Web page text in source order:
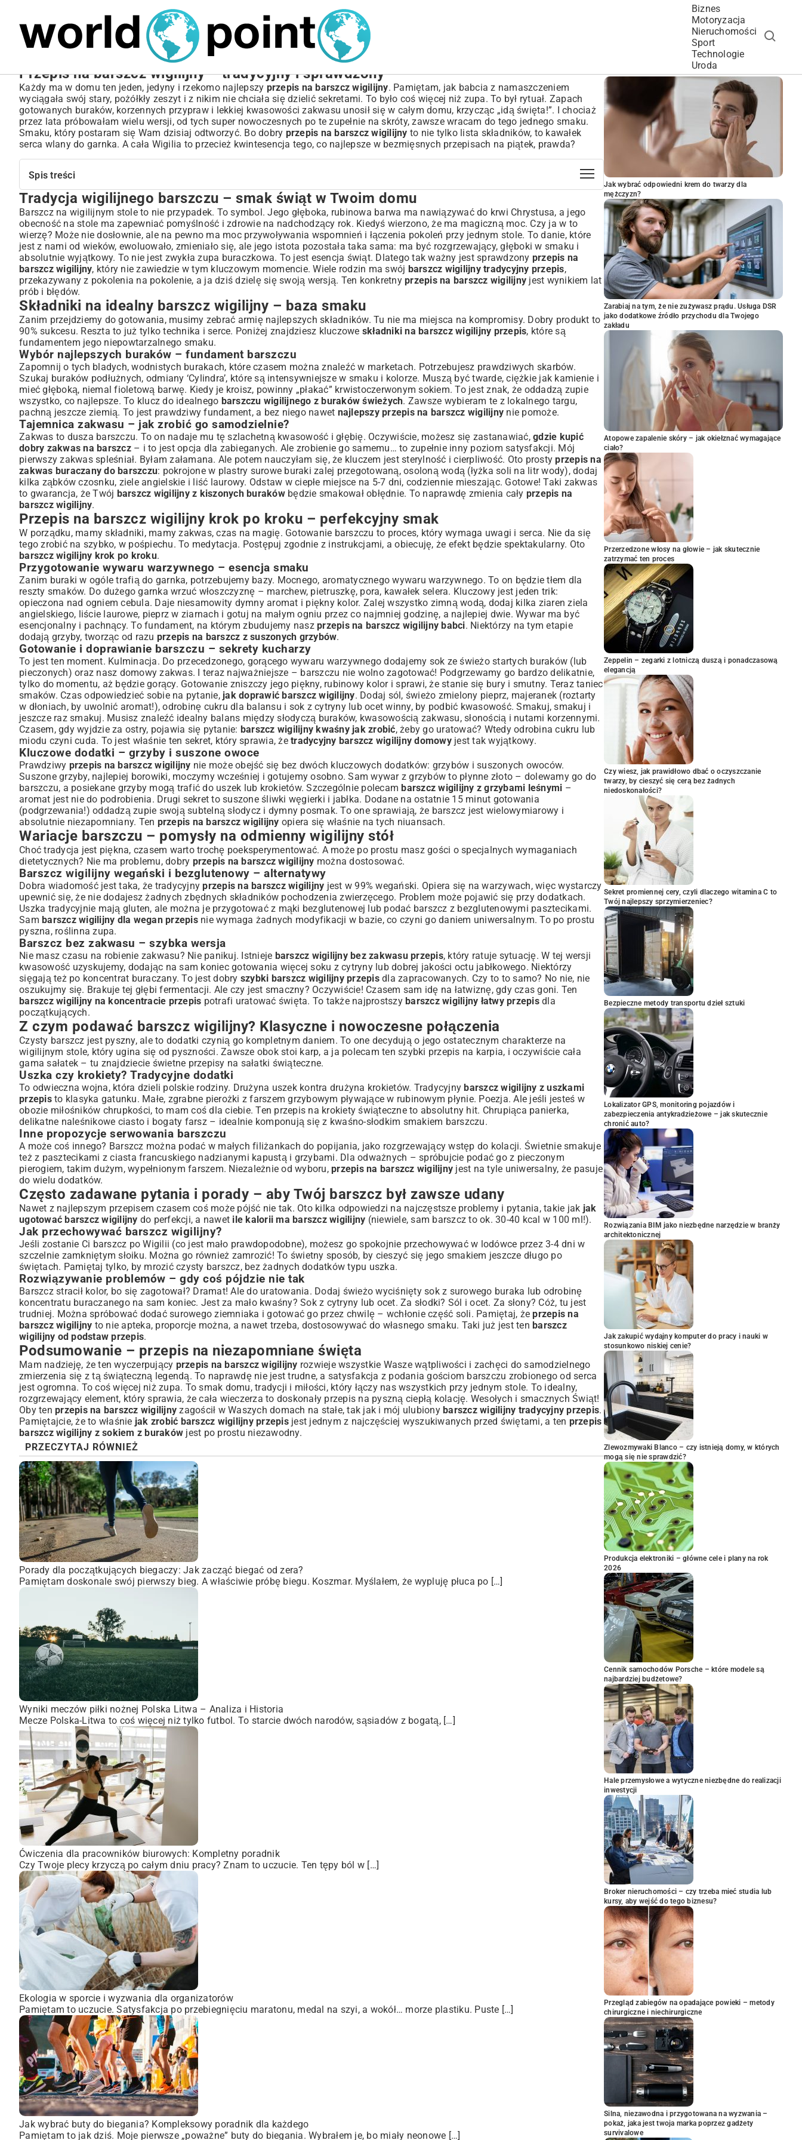
Biznes
Motoryzacja
Nieruchomości
Sport
Technologie
Uroda
Przepis na barszcz wigilijny – tradycyjny i sprawdzony
Każdy ma w domu ten jeden, jedyny i rzekomo najlepszy przepis na barszcz wigilijny. Pamiętam, jak babcia z namaszczeniem
wyciągała swój stary, pożółkły zeszyt i z nikim nie chciała się dzielić sekretami. To było coś więcej niż zupa. To był rytuał. Zapach
gotowanych buraków, korzennych przypraw i lekkiej kwasowości zakwasu unosił się w całym domu, krzycząc „idą święta!”. I chociaż
przez lata próbowałam wielu wersji, od tych super nowoczesnych po te zupełnie na skróty, zawsze wracam do tego jednego smaku.
Smaku, który postaram się Wam dzisiaj odtworzyć. Bo dobry przepis na barszcz wigilijny to nie tylko lista składników, to kawałek
serca wlany do garnka. A cała Wigilia to przecież kwintesencja tego, co najlepsze w bezmięsnych przepisach na piątek, prawda?
Spis treści
Tradycja wigilijnego barszczu – smak świąt w Twoim domu
Składniki na idealny barszcz wigilijny – baza smaku
Wybór najlepszych buraków – fundament barszczu
Tajemnica zakwasu – jak zrobić go samodzielnie?
Przepis na barszcz wigilijny krok po kroku – perfekcyjny smak
Przygotowanie wywaru warzywnego – esencja smaku
Gotowanie i doprawianie barszczu – sekrety kucharzy
Kluczowe dodatki – grzyby i suszone owoce
Wariacje barszczu – pomysły na odmienny wigilijny stół
Barszcz wigilijny wegański i bezglutenowy – alternatywy
Barszcz bez zakwasu – szybka wersja
Z czym podawać barszcz wigilijny? Klasyczne i nowoczesne połączenia
Uszka czy krokiety? Tradycyjne dodatki
Inne propozycje serwowania barszczu
Często zadawane pytania i porady – aby Twój barszcz był zawsze udany
Jak przechowywać barszcz wigilijny?
Rozwiązywanie problemów – gdy coś pójdzie nie tak
Podsumowanie – przepis na niezapomniane święta
Tradycja wigilijnego barszczu – smak świąt w Twoim domu
Barszcz na wigilijnym stole to nie przypadek. To symbol. Jego głęboka, rubinowa barwa ma nawiązywać do krwi Chrystusa, a jego
obecność na stole ma zapewniać pomyślność i zdrowie na nadchodzący rok. Kiedyś wierzono, że ma magiczną moc. Czy ja w to
wierzę? Może nie dosłownie, ale na pewno ma moc przywoływania wspomnień i łączenia pokoleń przy jednym stole. To danie, które
jest z nami od wieków, ewoluowało, zmieniało się, ale jego istota pozostała taka sama: ma być rozgrzewający, głęboki w smaku i
absolutnie wyjątkowy. To nie jest zwykła zupa buraczkowa. To jest esencja świąt. Dlatego tak ważny jest sprawdzony przepis na
barszcz wigilijny, który nie zawiedzie w tym kluczowym momencie. Wiele rodzin ma swój barszcz wigilijny tradycyjny przepis,
przekazywany z pokolenia na pokolenie, a ja dziś dzielę się swoją wersją. Ten konkretny przepis na barszcz wigilijny jest wynikiem lat
prób i błędów.
Składniki na idealny barszcz wigilijny – baza smaku
Zanim przejdziemy do gotowania, musimy zebrać armię najlepszych składników. Tu nie ma miejsca na kompromisy. Dobry produkt to
90% sukcesu. Reszta to już tylko technika i serce. Poniżej znajdziesz kluczowe składniki na barszcz wigilijny przepis, które są
fundamentem jego niepowtarzalnego smaku.
Wybór najlepszych buraków – fundament barszczu
Zapomnij o tych bladych, wodnistych burakach, które czasem można znaleźć w marketach. Potrzebujesz prawdziwych skarbów.
Szukaj buraków podłużnych, odmiany ‘Cylindra’, które są intensywniejsze w smaku i kolorze. Muszą być twarde, ciężkie jak kamienie i
mieć głęboką, niemal fioletową barwę. Kiedy je kroisz, powinny „płakać” krwistoczerwonym sokiem. To jest znak, że oddadzą zupie
wszystko, co najlepsze. To klucz do idealnego barszczu wigilijnego z buraków świeżych. Zawsze wybieram te z lokalnego targu,
pachną jeszcze ziemią. To jest prawdziwy fundament, a bez niego nawet najlepszy przepis na barszcz wigilijny nie pomoże.
Tajemnica zakwasu – jak zrobić go samodzielnie?
Zakwas to dusza barszczu. To on nadaje mu tę szlachetną kwasowość i głębię. Oczywiście, możesz się zastanawiać, gdzie kupić
dobry zakwas na barszcz– i to jest opcja dla zabieganych. Ale zrobienie go samemu… to zupełnie inny poziom satysfakcji. Mój
pierwszy zakwas spleśniał. Byłam załamana. Ale potem nauczyłam się, że kluczem jest sterylność i cierpliwość. Oto prostyprzepis na
zakwas buraczany do barszczu: pokrojone w plastry surowe buraki zalej przegotowaną, osoloną wodą (łyżka soli na litr wody), dodaj
kilka ząbków czosnku, ziele angielskie i liść laurowy. Odstaw w ciepłe miejsce na 5-7 dni, codziennie mieszając. Gotowe! Taki zakwas
to gwarancja, że Twój barszcz wigilijny z kiszonych burakówbędzie smakował obłędnie. To naprawdę zmienia cały przepis na
barszcz wigilijny.
Przepis na barszcz wigilijny krok po kroku – perfekcyjny smak
W porządku, mamy składniki, mamy zakwas, czas na magię. Gotowanie barszczu to proces, który wymaga uwagi i serca. Nie da się
tego zrobić na szybko, w pośpiechu. To medytacja. Postępuj zgodnie z instrukcjami, a obiecuję, że efekt będzie spektakularny. Oto
barszcz wigilijny krok po kroku.
Przygotowanie wywaru warzywnego – esencja smaku
Zanim buraki w ogóle trafią do garnka, potrzebujemy bazy. Mocnego, aromatycznego wywaru warzywnego. To on będzie tłem dla
reszty smaków. Do dużego garnka wrzuć włoszczyznę – marchew, pietruszkę, pora, kawałek selera. Kluczowy jest jeden trik:
opieczona nad ogniem cebula. Daje niesamowity dymny aromat i piękny kolor. Zalej wszystko zimną wodą, dodaj kilka ziaren ziela
angielskiego, liście laurowe, pieprz w ziarnach i gotuj na małym ogniu przez co najmniej godzinę, a najlepiej dwie. Wywar ma być
esencjonalny i pachnący. To fundament, na którym zbudujemy nasz przepis na barszcz wigilijny babci. Niektórzy na tym etapie
dodają grzyby, tworząc od razu przepis na barszcz z suszonych grzybów.
Gotowanie i doprawianie barszczu – sekrety kucharzy
To jest ten moment. Kulminacja. Do przecedzonego, gorącego wywaru warzywnego dodajemy sok ze świeżo startych buraków (lub
pieczonych) oraz nasz domowy zakwas. I teraz najważniejsze – barszczu nie wolno zagotować! Podgrzewamy go bardzo delikatnie,
tylko do momentu, aż będzie gorący. Gotowanie zniszczy jego piękny, rubinowy kolor i sprawi, że stanie się bury i smutny. Teraz taniec
smaków. Czas odpowiedzieć sobie na pytanie, jak doprawić barszcz wigilijny. Dodaj sól, świeżo zmielony pieprz, majeranek (roztarty
w dłoniach, by uwolnić aromat!), odrobinę cukru dla balansu i sok z cytryny lub ocet winny, by podbić kwasowość. Smakuj, smakuj i
jeszcze raz smakuj. Musisz znaleźć idealny balans między słodyczą buraków, kwasowością zakwasu, słonością i nutami korzennymi.
Czasem, gdy wyjdzie za ostry, pojawia się pytanie: barszcz wigilijny kwaśny jak zrobić, żeby go uratować? Wtedy odrobina cukru lub
miodu czyni cuda. To jest właśnie ten sekret, który sprawia, że tradycyjny barszcz wigilijny domowyjest tak wyjątkowy.
Kluczowe dodatki – grzyby i suszone owoce
Prawdziwy przepis na barszcz wigilijny nie może obejść się bez dwóch kluczowych dodatków: grzybów i suszonych owoców.
Suszone grzyby, najlepiej borowiki, moczymy wcześniej i gotujemy osobno. Sam wywar z grzybów to płynne złoto – dolewamy go do
barszczu, a posiekane grzyby mogą trafić do uszek lub krokietów. Szczególnie polecambarszcz wigilijny z grzybami leśnymi –
aromat jest nie do podrobienia. Drugi sekret to suszone śliwki węgierki i jabłka. Dodane na ostatnie 15 minut gotowania
(podgrzewania!) oddadzą zupie swoją subtelną słodycz i dymny posmak. To one sprawiają, że barszcz jest wielowymiarowy i
absolutnie niezapomniany. Ten przepis na barszcz wigilijny opiera się właśnie na tych niuansach.
Wariacje barszczu – pomysły na odmienny wigilijny stół
Choć tradycja jest piękna, czasem warto trochę poeksperymentować. A może po prostu masz gości o specjalnych wymaganiach
dietetycznych? Nie ma problemu, dobry przepis na barszcz wigilijny można dostosować.
Barszcz wigilijny wegański i bezglutenowy – alternatywy
Dobra wiadomość jest taka, że tradycyjnyprzepis na barszcz wigilijny jest w 99% wegański. Opiera się na warzywach, więc wystarczy
upewnić się, że nie dodajesz żadnych zbędnych składników pochodzenia zwierzęcego. Problem może pojawić się przy dodatkach.
Uszka tradycyjnie mają gluten, ale można je przygotować z mąki bezglutenowej lub podać barszcz z bezglutenowymi pasztecikami.
Sam barszcz wigilijny dla wegan przepisnie wymaga żadnych modyfikacji w bazie, co czyni go daniem uniwersalnym. To po prostu
pyszna, roślinna zupa.
Barszcz bez zakwasu – szybka wersja
Nie masz czasu na robienie zakwasu? Nie panikuj. Istnieje barszcz wigilijny bez zakwasu przepis, który ratuje sytuację. W tej wersji
kwasowość uzyskujemy, dodając na sam koniec gotowania więcej soku z cytryny lub dobrej jakości octu jabłkowego. Niektórzy
sięgają też po koncentrat buraczany. To jest dobry szybki barszcz wigilijny przepisdla zapracowanych. Czy to to samo? No nie, nie
oszukujmy się. Brakuje tej głębi fermentacji. Ale czy jest smaczny? Oczywiście! Czasem sam idę na łatwiznę, gdy czas goni. Ten
barszcz wigilijny na koncentracie przepis potrafi uratować święta. To także najprostszy barszcz wigilijny łatwy przepisdla
początkujących.
Z czym podawać barszcz wigilijny? Klasyczne i nowoczesne połączenia
Czysty barszcz jest pyszny, ale to dodatki czynią go kompletnym daniem. To one decydują o jego ostatecznym charakterze na
wigilijnym stole, który ugina się od pyszności. Zawsze obok stoi karp, a ja polecam ten szybki przepis na karpia, i oczywiście cała
gama sałatek – tu znajdziecie świetne przepisy na sałatki świąteczne.
Uszka czy krokiety? Tradycyjne dodatki
To odwieczna wojna, która dzieli polskie rodziny. Drużyna uszek kontra drużyna krokietów. Tradycyjnybarszcz wigilijny z uszkami
przepisto klasyka gatunku. Małe, zgrabne pierożki z farszem grzybowym pływające w rubinowym płynie. Poezja. Ale jeśli jesteś w
obozie miłośników chrupkości, to mam coś dla ciebie. Ten przepis na krokiety świąteczneto absolutny hit. Chrupiąca panierka,
delikatne naleśnikowe ciasto i bogaty farsz – idealnie komponują się z kwaśno-słodkim smakiem barszczu.
Inne propozycje serwowania barszczu
A może coś innego? Barszcz można podać w małych filiżankach do popijania, jako rozgrzewający wstęp do kolacji. Świetnie smakuje
też z pasztecikami z ciasta francuskiego nadzianymi kapustą i grzybami. Dla odważnych – spróbujcie podać go z pieczonym
pierogiem, takim dużym, wypełnionym farszem. Niezależnie od wyboru, przepis na barszcz wigilijny jest na tyle uniwersalny, że pasuje
do wielu dodatków.
Często zadawane pytania i porady – aby Twój barszcz był zawsze udany
Nawet z najlepszym przepisem czasem coś może pójść nie tak. Oto kilka odpowiedzi na najczęstsze problemy i pytania, takie jak jak
ugotować barszcz wigilijny do perfekcji, a nawet ile kalorii ma barszcz wigilijny (niewiele, sam barszcz to ok. 30-40 kcal w 100 ml!).
Jak przechowywać barszcz wigilijny?
Jeśli zostanie Ci barszcz po Wigilii (co jest mało prawdopodobne), możesz go spokojnie przechowywać w lodówce przez 3-4 dni w
szczelnie zamkniętym słoiku. Można go również zamrozić! To świetny sposób, by cieszyć się jego smakiem jeszcze długo po
świętach. Pamiętaj tylko, by mrozić czysty barszcz, bez żadnych dodatków typu uszka.
Rozwiązywanie problemów – gdy coś pójdzie nie tak
Barszcz stracił kolor, bo się zagotował? Dramat! Ale do uratowania. Dodaj świeżo wyciśnięty sok z surowego buraka lub odrobinę
koncentratu buraczanego na sam koniec. Jest za mało kwaśny? Sok z cytryny lub ocet. Za słodki? Sól i ocet. Za słony? Cóż, tu jest
trudniej. Można spróbować dodać surowego ziemniaka i gotować go przez chwilę – wchłonie część soli. Pamiętaj, żeprzepis na
barszcz wigilijny to nie apteka, proporcje można, a nawet trzeba, dostosowywać do własnego smaku. Taki już jest ten barszcz
wigilijny od podstaw przepis.
Podsumowanie – przepis na niezapomniane święta
Mam nadzieję, że ten wyczerpujący przepis na barszcz wigilijny rozwieje wszystkie Wasze wątpliwości i zachęci do samodzielnego
zmierzenia się z tą świąteczną legendą. To naprawdę nie jest trudne, a satysfakcja z podania gościom barszczu zrobionego od serca
jest ogromna. To coś więcej niż zupa. To smak domu, tradycji i miłości, który łączy nas wszystkich przy jednym stole. To idealny,
rozgrzewający element, który sprawia, że cała wieczerza to doskonały przepis na pyszną ciepłą kolację. Wesołych i smacznych Świąt!
Oby ten przepis na barszcz wigilijny zagościł w Waszych domach na stałe, tak jak i mój ulubiony barszcz wigilijny tradycyjny przepis.
Pamiętajcie, że to właśnie jak zrobić barszcz wigilijny przepisjest jednym z najczęściej wyszukiwanych przed świętami, a ten przepis
barszcz wigilijny z sokiem z buraków jest po prostu niezawodny.
PRZECZYTAJ RÓWNIEŻ
Porady dla początkujących biegaczy: Jak zacząć biegać od zera?
Pamiętam doskonale swój pierwszy bieg. A właściwie próbę biegu. Koszmar. Myślałem, że wypluję płuca po […]
Wyniki meczów piłki nożnej Polska Litwa – Analiza i Historia
Mecze Polska-Litwa to coś więcej niż tylko futbol. To starcie dwóch narodów, sąsiadów z bogatą, […]
Ćwiczenia dla pracowników biurowych: Kompletny poradnik
Czy Twoje plecy krzyczą po całym dniu pracy? Znam to uczucie. Ten tępy ból w […]
Ekologia w sporcie i wyzwania dla organizatorów
Pamiętam to uczucie. Satysfakcja po przebiegnięciu maratonu, medal na szyi, a wokół… morze plastiku. Puste […]
Jak wybrać buty do biegania? Kompleksowy poradnik dla każdego
Pamiętam to jak dziś. Moje pierwsze „poważne” buty do biegania. Wybrałem je, bo miały neonowe […]
POPULARNE ARTYKUŁY
Jak wybrać odpowiedni krem do twarzy dla
mężczyzn?
Zarabiaj na tym, że nie zużywasz prądu. Usługa DSR
jako dodatkowe źródło przychodu dla Twojego
zakładu
Atopowe zapalenie skóry – jak okiełznać wymagające
ciało?
Przerzedzone włosy na głowie – jak skutecznie
zatrzymać ten proces
Zeppelin – zegarki z lotniczą duszą i ponadczasową
elegancją
Czy wiesz, jak prawidłowo dbać o oczyszczanie
twarzy, by cieszyć się cerą bez żadnych
niedoskonałości?
Sekret promiennej cery, czyli dlaczego witamina C to
Twój najlepszy sprzymierzeniec?
Bezpieczne metody transportu dzieł sztuki
Lokalizator GPS, monitoring pojazdów i
zabezpieczenia antykradzieżowe – jak skutecznie
chronić auto?
Rozwiązania BIM jako niezbędne narzędzie w branży
architektonicznej
Jak zakupić wydajny komputer do pracy i nauki w
stosunkowo niskiej cenie?
Zlewozmywaki Blanco – czy istnieją domy, w których
mogą się nie sprawdzić?
Produkcja elektroniki – główne cele i plany na rok
2026
Cennik samochodów Porsche – które modele są
najbardziej budżetowe?
Hale przemysłowe a wytyczne niezbędne do realizacji
inwestycji
Broker nieruchomości – czy trzeba mieć studia lub
kursy, aby wejść do tego biznesu?
Przegląd zabiegów na opadające powieki – metody
chirurgiczne i niechirurgiczne
Silna, niezawodna i przygotowana na wyzwania –
pokaż, jaka jest twoja marka poprzez gadżety
survivalowe